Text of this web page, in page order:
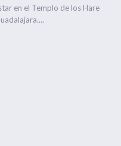
en el Templo de los Hare